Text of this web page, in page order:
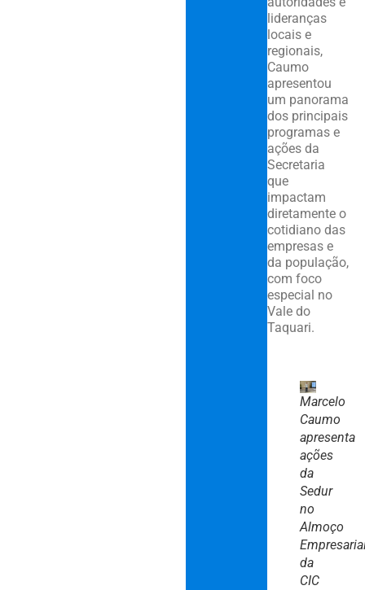
lideranças
locais e
regionais,
Caumo
apresentou
um panorama
dos principais
programas e
ações da
Secretaria
que
impactam
diretamente o
cotidiano das
empresas e
da população,
com foco
especial no
Vale do
Taquari.
Marcelo
Caumo
apresenta
ações
da
Sedur
no
Almoço
da
CIC